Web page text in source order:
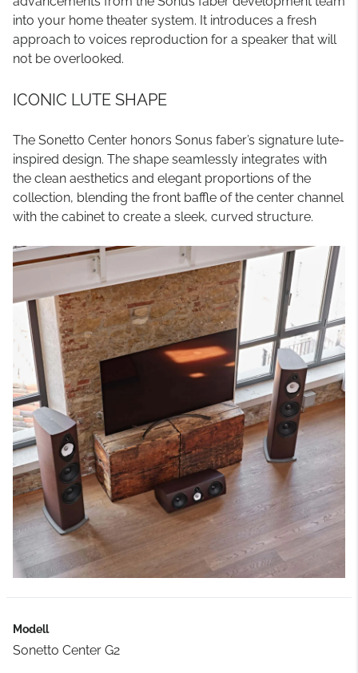
into your home theater system. It introduces a fresh
approach to voices reproduction for a speaker that will
not be overlooked.
ICONIC LUTE SHAPE
The Sonetto Center honors Sonus faber’s signature lute-
inspired design. The shape seamlessly integrates with
the clean aesthetics and elegant proportions of the
collection, blending the front baffle of the center channel
with the cabinet to create a sleek, curved structure.
Modell
Sonetto Center G2